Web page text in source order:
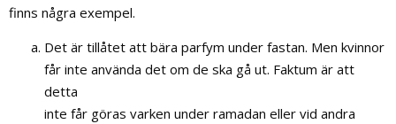
finns några exempel.
Det är tillåtet att bära parfym under fastan. Men kvinnor
får inte använda det om de ska gå ut. Faktum är att
detta
inte får göras varken under ramadan eller vid andra